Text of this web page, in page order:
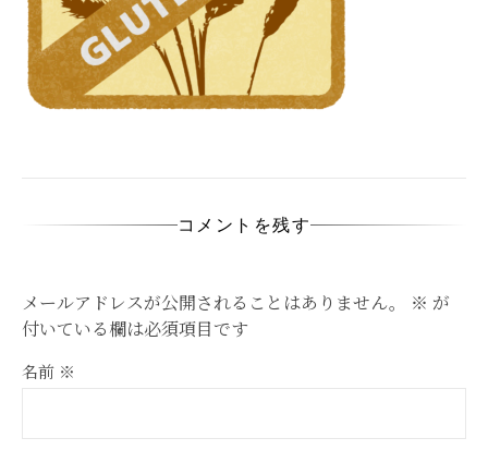
コメントを残す
メールアドレスが公開されることはありません。 ※ が
付いている欄は必須項目です
名前 ※